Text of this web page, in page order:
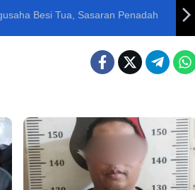
Besi Tua, Sasaran Penadah